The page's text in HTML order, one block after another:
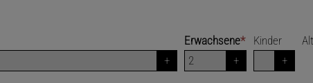
Erwachsene* Kinder